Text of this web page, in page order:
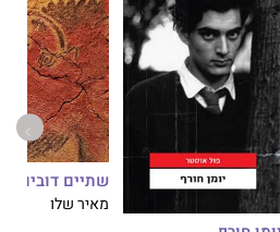
שתיים דובים
מאיר שלו